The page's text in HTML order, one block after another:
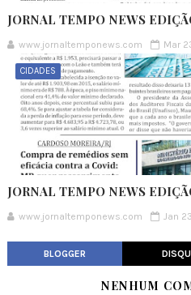
JORNAL TEMPO NEWS
www.jornaltemponews.com Mar
CIDADES
JORNAL TEMPO NEWS
www.jornaltemponews.com Jan
BLOGGER
NENHUM